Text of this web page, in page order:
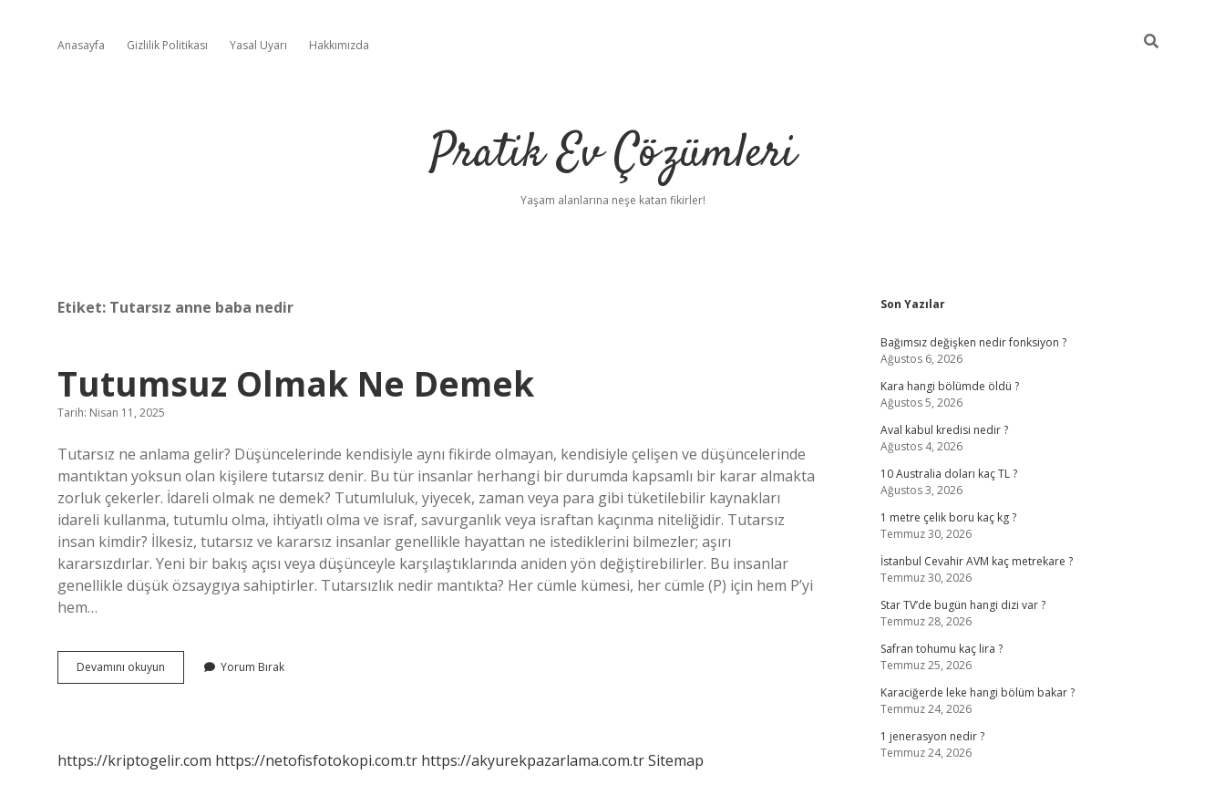
Anasayfa Gizlilik Politikası Yasal Uyarı Hakkımızda
Pratik Ev Çözümleri
Yaşam alanlarına neşe katan fikirler!
Etiket: Tutarsız anne baba nedir
Tutumsuz Olmak Ne Demek
Tarih: Nisan 11, 2025
Tutarsız ne anlama gelir? Düşüncelerinde kendisiyle aynı fikirde olmayan, kendisiyle çelişen ve düşüncelerinde
mantıktan yoksun olan kişilere tutarsız denir. Bu tür insanlar herhangi bir durumda kapsamlı bir karar almakta
zorluk çekerler. İdareli olmak ne demek? Tutumluluk, yiyecek, zaman veya para gibi tüketilebilir kaynakları
idareli kullanma, tutumlu olma, ihtiyatlı olma ve israf, savurganlık veya israftan kaçınma niteliğidir. Tutarsız
insan kimdir? İlkesiz, tutarsız ve kararsız insanlar genellikle hayattan ne istediklerini bilmezler; aşırı
kararsızdırlar. Yeni bir bakış açısı veya düşünceyle karşılaştıklarında aniden yön değiştirebilirler. Bu insanlar
genellikle düşük özsaygıya sahiptirler. Tutarsızlık nedir mantıkta? Her cümle kümesi, her cümle (P) için hem P’yi
hem…
Devamını okuyun Tutumsuz
Olmak
Yorum Bırak
https://kriptogelir.com https://netofisfotokopi.com.tr https://akyurekpazarlama.com.trSitemap
Sidebar
Son Yazılar
Bağımsız değişken nedir fonksiyon ?
Ağustos 6, 2026
Kara hangi bölümde öldü ?
Ağustos 5, 2026
Aval kabul kredisi nedir ?
Ağustos 4, 2026
10 Australia doları kaç TL ?
Ağustos 3, 2026
1 metre çelik boru kaç kg ?
Temmuz 30, 2026
İstanbul Cevahir AVM kaç metrekare ?
Temmuz 30, 2026
Star TV’de bugün hangi dizi var ?
Temmuz 28, 2026
Safran tohumu kaç lira ?
Temmuz 25, 2026
Karaciğerde leke hangi bölüm bakar ?
Temmuz 24, 2026
1 jenerasyon nedir ?
Temmuz 24, 2026